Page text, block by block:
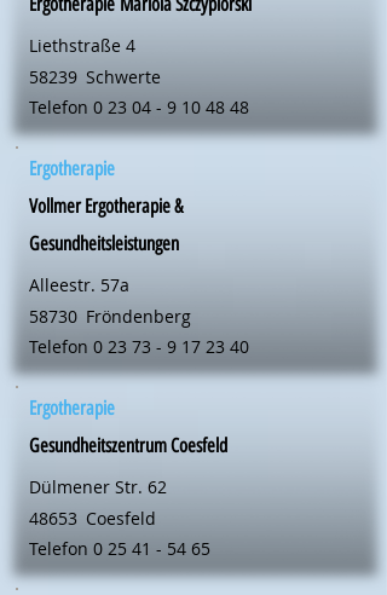
Liethstraße 4
58239 Schwerte
Telefon 0 23 04 - 9 10 48 48
Ergotherapie
Vollmer Ergotherapie &
Gesundheitsleistungen
Alleestr. 57a
58730 Fröndenberg
Telefon 0 23 73 - 9 17 23 40
Ergotherapie
Gesundheitszentrum Coesfeld
Dülmener Str. 62
48653 Coesfeld
Telefon 0 25 41 - 54 65